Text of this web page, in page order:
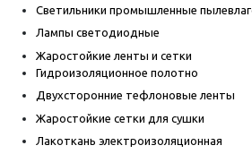
Светильники промышленные
Лампы светодиодные
Жаростойкие ленты и сетки
Гидроизоляционное полотно
Двухсторонние тефлоновые ленты
Жаростойкие сетки для сушки
Лакоткань электроизоляционная